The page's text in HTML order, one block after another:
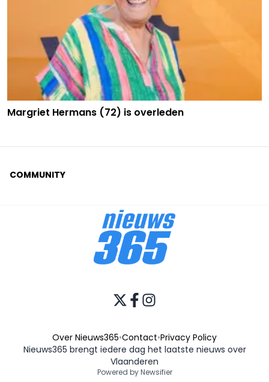
Margriet Hermans (72) is overleden
COMMUNITY
Over Nieuws365•Contact•Privacy Policy
Nieuws365 brengt iedere dag het laatste nieuws over
Vlaanderen
Powered by Newsifier